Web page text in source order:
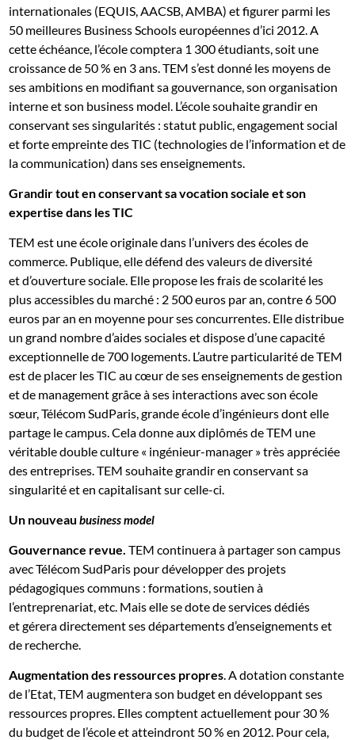
internationales (EQUIS, AACSB, AMBA) et figurer parmi les
50 meilleures Business Schools européennes d’ici 2012. A
cette échéance, l’école comptera 1 300 étudiants, soit une
croissance de 50 % en 3 ans. TEM s’est donné les moyens de
ses ambitions en modifiant sa gouvernance, son organisation
interne et son business model. L’école souhaite grandir en
conservant ses singularités : statut public, engagement social
et forte empreinte des TIC (technologies de l’information et de
la communication) dans ses enseignements.
Grandir tout en conservant sa vocation sociale et son
expertise dans les TIC
TEM est une école originale dans l’univers des écoles de
commerce. Publique, elle défend des valeurs de diversité
et d’ouverture sociale. Elle propose les frais de scolarité les
plus accessibles du marché : 2 500 euros par an, contre 6 500
euros par an en moyenne pour ses concurrentes. Elle distribue
un grand nombre d’aides sociales et dispose d’une capacité
exceptionnelle de 700 logements. L’autre particularité de TEM
est de placer les TIC au cœur de ses enseignements de gestion
et de management grâce à ses interactions avec son école
sœur, Télécom SudParis, grande école d’ingénieurs dont elle
partage le campus. Cela donne aux diplômés de TEM une
véritable double culture « ingénieur-manager » très appréciée
des entreprises. TEM souhaite grandir en conservant sa
singularité et en capitalisant sur celle-ci.
Un nouveaubusiness model
Gouvernance revue. TEM continuera à partager son campus
avec Télécom SudParis pour développer des projets
pédagogiques communs : formations, soutien à
l’entreprenariat, etc. Mais elle se dote de services dédiés
et gérera directement ses départements d’enseignements et
de recherche.
Augmentation des ressources propres. A dotation constante
de l’Etat, TEM augmentera son budget en développant ses
ressources propres. Elles comptent actuellement pour 30 %
du budget de l’école et atteindront 50 % en 2012. Pour cela,